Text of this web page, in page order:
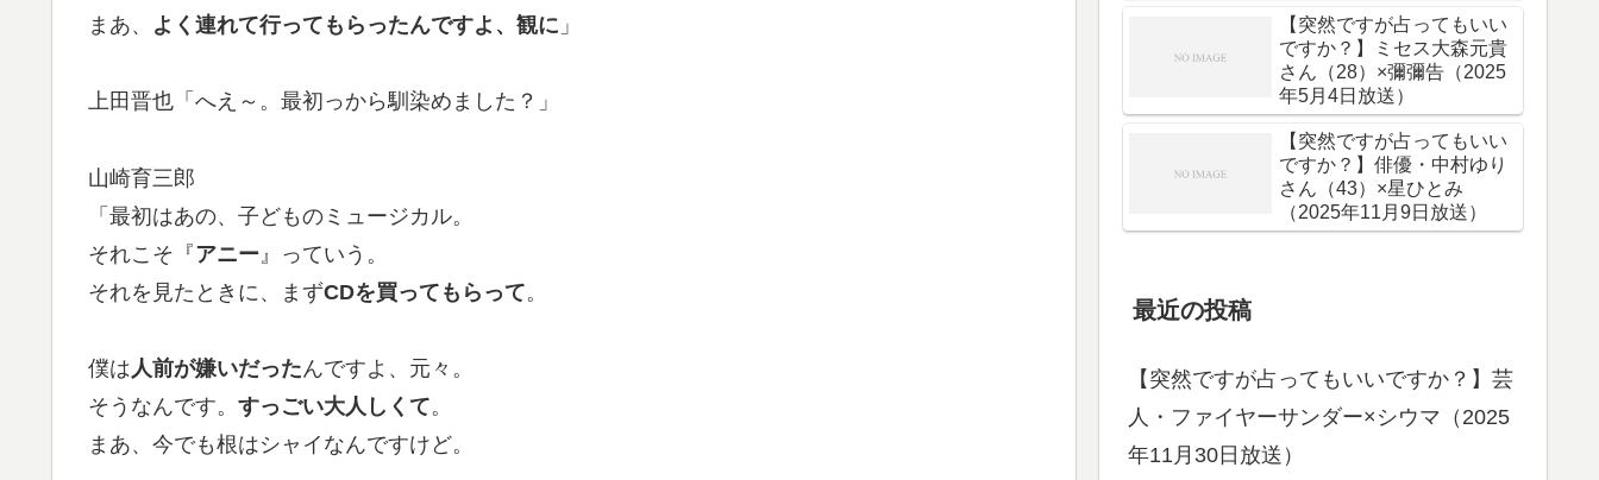
まあ、 よく連れて行ってもらったんですよ、観に 」
上田晋也「へえ～。最初っから馴染めました？」
山崎育三郎
「最初はあの、子どものミュージカル。
それこそ『アニー 』っていう。
それを見たときに、まずCDを買ってもらって。
僕は 人前が嫌いだったんですよ、元々。
そうなんです。 すっごい大人しくて。
まあ、今でも根はシャイなんですけど。
【突然ですが占ってもいい
ですか？】ミセス大森元貴
さん（28）×彌彌告（2025
年5月4日放送）
【突然ですが占ってもいい
ですか？】俳優・中村ゆり
さん（43）×星ひとみ
（2025年11月9日放送）
最近の投稿
【突然ですが占ってもいいですか？】芸
人・ファイヤーサンダー×シウマ（2025
年11月30日放送）